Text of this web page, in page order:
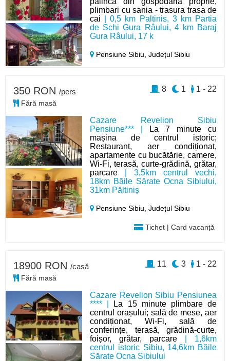
plimbari cu sania - trasura trasa de
cai | 0,5 km Paltinis, 3 km Partia
de Schi Gura Râului, 4 km Baraj
Gura Râului, 17 k
Pensiune Sibiu,Județul Sibiu
Cazare Revelion Sibiu
Pensiune*** |
La 7 minute cu
mașina de centrul istoric;
Restaurant, aer condiționat,
apartamente cu bucătărie, camere,
Wi-Fi, terasă, curte-grădină, grătar,
parcare | 3,5km centrul vechi,
18km Băile Sărate Ocna Sibiului,
31km Păltiniș
Pensiune Sibiu,Județul Sibiu
Tichet | Card vacanță
350 RON /pers
Fără masă
1 - 22
1
8
Cazare Revelion Sibiu Pensiunea
**** |
La 15 minute plimbare de
centrul orașului; sală de mese, aer
condiționat, Wi-Fi, sală de
conferințe, terasă, grădină-curte,
foișor, grătar, parcare | 1,6km
centrul istoric Sibiu, 14,6km Băile
Sărate Ocna Sibiului
18900 RON /casă
Fără masă
1 - 22
3
11